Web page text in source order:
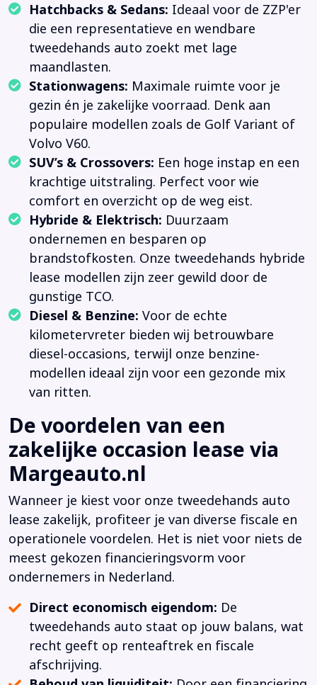
Hatchbacks & Sedans: Ideaal voor de ZZP'er
die een representatieve en wendbare
tweedehands auto zoekt met lage
maandlasten.
Stationwagens: Maximale ruimte voor je
gezin én je zakelijke voorraad. Denk aan
populaire modellen zoals de Golf Variant of
Volvo V60.
SUV’s & Crossovers: Een hoge instap en een
krachtige uitstraling. Perfect voor wie
comfort en overzicht op de weg eist.
Hybride & Elektrisch: Duurzaam
ondernemen en besparen op
brandstofkosten. Onze tweedehands hybride
lease modellen zijn zeer gewild door de
gunstige TCO.
Diesel & Benzine: Voor de echte
kilometervreter bieden wij betrouwbare
diesel-occasions, terwijl onze benzine-
modellen ideaal zijn voor een gezonde mix
van ritten.
De voordelen van een
zakelijke occasion lease via
Margeauto.nl
Wanneer je kiest voor onze tweedehands auto
lease zakelijk, profiteer je van diverse fiscale en
operationele voordelen. Het is niet voor niets de
meest gekozen financieringsvorm voor
ondernemers in Nederland.
Direct economisch eigendom: De
tweedehands auto staat op jouw balans, wat
recht geeft op renteaftrek en fiscale
afschrijving.